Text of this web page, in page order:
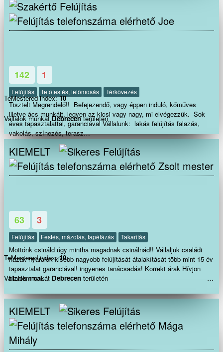
Joe
142 1
Felújítás Tetőfestés, tetőmosás Térkövezés
Tisztelt Megrendelő!! Befejezendő, vagy éppen induló, kőműves
illetve ács munkáit, legyen az kicsi vagy nagy, mi elvégezzük. Sok
éves tapasztalattal, garanciával Vállalunk: lakás felújítás falazás,
vakolás, színezés, terasz
épités tárolók,melléképületekkerítés homlokzati hőszigetelés, hideg-
meleg
burkolás, bontás festés térbetonozás gipszkartonozás ácsmunkák
akár S.O.Sajtók-ablakok cseréje mindenfele munkák az
TeMestered index:10
Vállalok munkátDebrecenterületén
KIEMELT
Zsolt mester
63 3
Felújítás Festés, mázolás, tapétázás Takarítás
Mottónk csináld úgy mintha magadnak csinálnád!! Vállaljuk családi
házak nyaralók kisebb nagyobb felújítását átalakítását több mint 15 év
tapasztalat garanciával! ingyenes tanácsadás! Korrekt árak Hívjon
bizalommal.
: Szinezés.
: Ácsmunkák. : Tetőjavítás
akár azonnal S.O.S. : Teraszépítés.
: Kerítés.
: Tárolók,melléképületek. :
Bontás. : Térbetonozás.
TeMestered index:10
Vállalok munkát Debrecen területén
KIEMELT
Mága
Mihály